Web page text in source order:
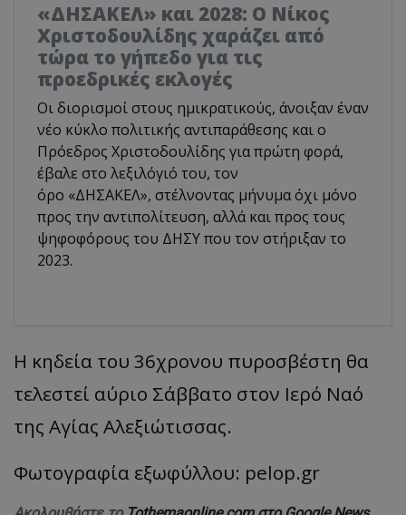
«ΔΗΣΑΚΕΛ» και 2028: Ο Νίκος
Χριστοδουλίδης χαράζει από
τώρα το γήπεδο για τις
προεδρικές εκλογές
Οι διορισμοί στους ημικρατικούς, άνοιξαν έναν
νέο κύκλο πολιτικής αντιπαράθεσης και ο
Πρόεδρος Χριστοδουλίδης για πρώτη φορά,
έβαλε στο λεξιλόγιό του, τον
όρο «ΔΗΣΑΚΕΛ», στέλνοντας μήνυμα όχι μόνο
προς την αντιπολίτευση, αλλά και προς τους
ψηφοφόρους του ΔΗΣΥ που τον στήριξαν το
2023.
Η κηδεία του 36χρονου πυροσβέστη θα
τελεστεί αύριο Σάββατο στον Ιερό Ναό
της Αγίας Αλεξιώτισσας.
Φωτογραφία εξωφύλλου: pelop.gr